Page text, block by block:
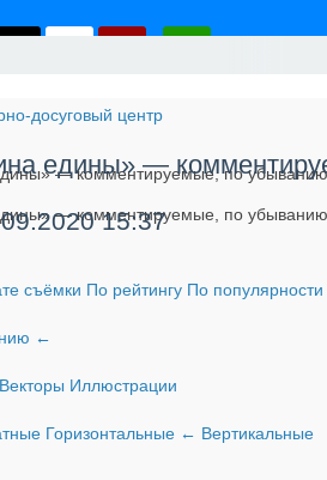
— комментируемые, по
— комментируемые, по
едины» —
15:37
съёмки По рейтингу По популярности
←
Векторы Иллюстрации
Горизонтальные ← Вертикальные